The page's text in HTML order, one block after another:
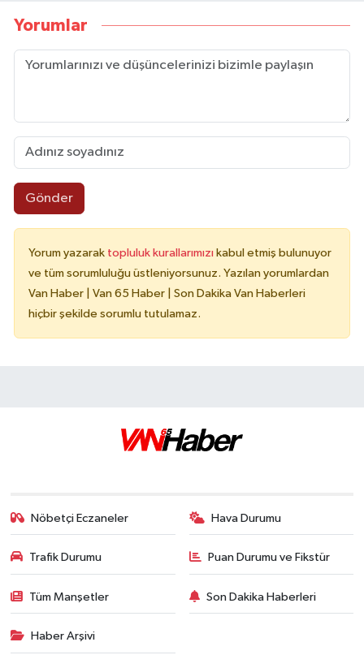
Yorumlar
Gönder
Yorum yazarak topluluk kurallarımızı kabul etmiş bulunuyor
ve tüm sorumluluğu üstleniyorsunuz. Yazılan yorumlardan
Van Haber | Van 65 Haber | Son Dakika Van Haberleri
hiçbir şekilde sorumlu tutulamaz.
Nöbetçi Eczaneler Hava Durumu
Trafik Durumu Puan Durumu ve Fikstür
Tüm Manşetler Son Dakika Haberleri
Haber Arşivi